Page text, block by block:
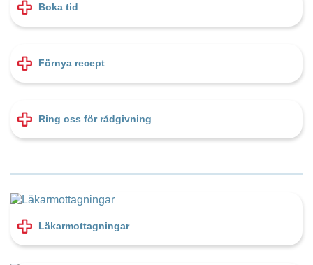
Boka tid
Förnya recept
Ring oss för rådgivning
Läkarmottagningar